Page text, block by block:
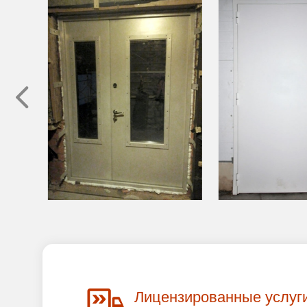
Лицензированные